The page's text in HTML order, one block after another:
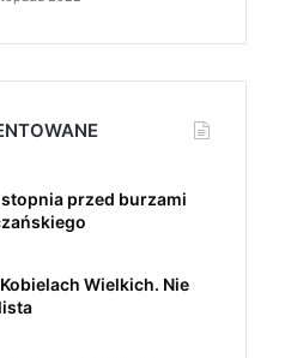
przed burzami
Wielkich. Nie